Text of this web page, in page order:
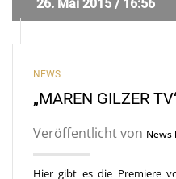
NEWS
„MAREN GILZER
Veröffentlicht von News
Hier gibt es die Premiere
26. Mai 2015 / 16:56